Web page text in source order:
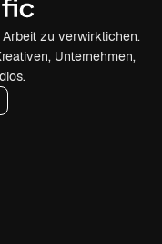
zu verwirklichen.
Unternehmen,